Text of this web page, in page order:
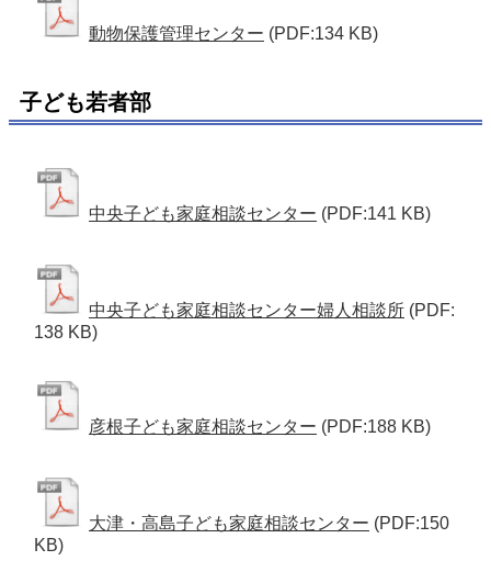
動物保護管理センター (PDF:134 KB)
子ども若者部
中央子ども家庭相談センター (PDF:141 KB)
中央子ども家庭相談センター婦人相談所 (PDF:
138 KB)
彦根子ども家庭相談センター (PDF:188 KB)
大津・高島子ども家庭相談センター (PDF:150
KB)